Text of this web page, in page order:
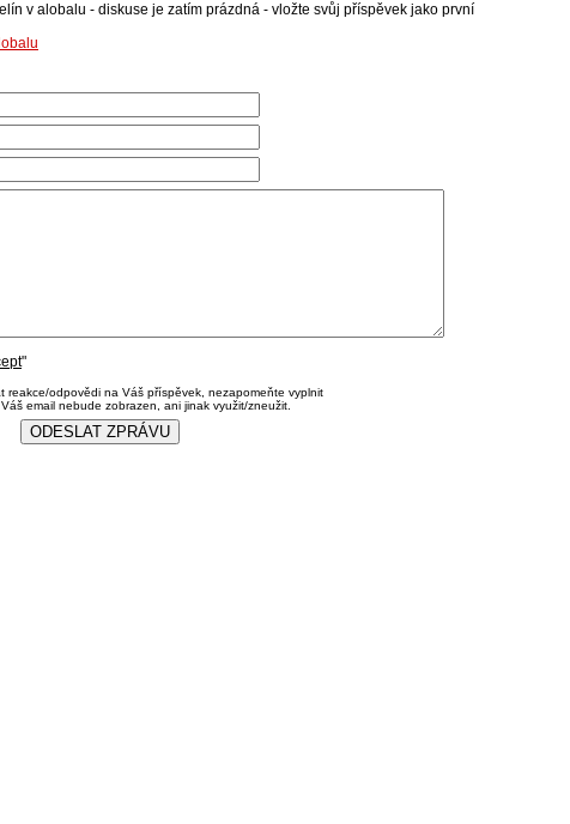
v alobalu - diskuse je zatím prázdná - vložte svůj příspěvek jako první
"
reakce/odpovědi na Váš příspěvek, nezapomeňte vyplnit
email nebude zobrazen, ani jinak využit/zneužit.